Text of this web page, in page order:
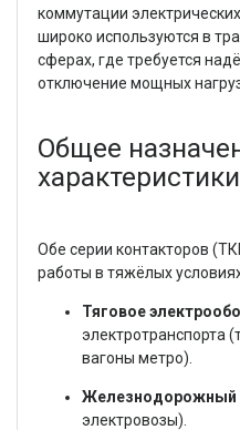
коммутации
широко используются в
сферах, где требуется
отключение мощных
Общее
характеристики
Обе серии контакторов
работы в тяжёлых
Тяговое
электротранспорта
вагоны метро).
Железнодорожный
электровозы).